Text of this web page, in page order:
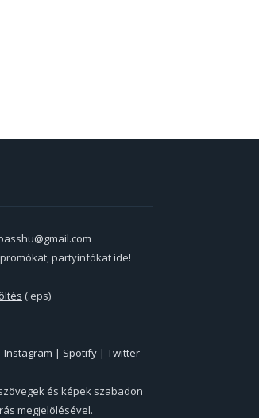
partyinfókat ide!
(.eps)
Instagram | Spotify | Twitter
és képek szabadon
megjelölésével.